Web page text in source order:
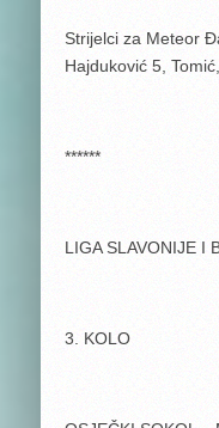
Strijelci za Meteor
Hajduković 5,
******
LIGA SLAVONIJE I
3. KOLO